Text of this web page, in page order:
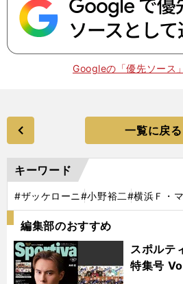
Googleの「優先ソース
一覧に戻る
キーワード
#ザッケローニ#小野裕二#横浜Ｆ・
編集部のおすすめ
スポルテ
特集号